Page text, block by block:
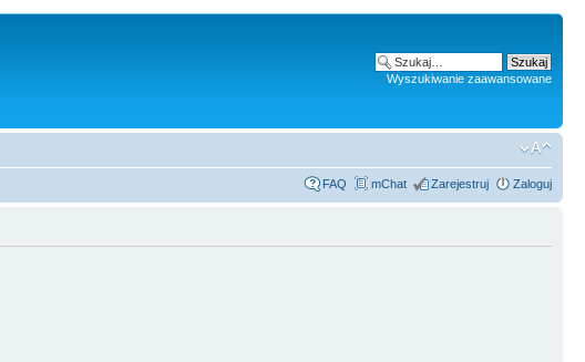
Wyszukiwanie zaawansowane
FAQ mChat Zarejestruj Zaloguj